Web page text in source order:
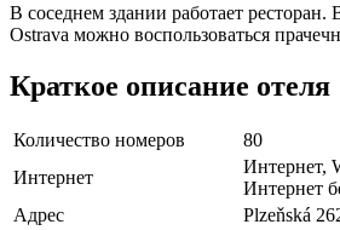
В соседнем здании работает
Ostrava можно воспользоваться
Краткое описание отеля
Количество номеров
80
Интернет
Интернет,
Интернет
Адрес
Plzeňská